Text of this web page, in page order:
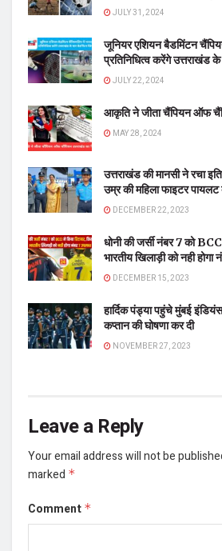
JULY 31, 2024
जूनियर एशियन बैडमिंटन
प्रतिनिधित्व करेंगे उत्तराखंड
JULY 22, 2024
आकृति ने जीता चैंपियन ऑफ
MAY 28, 2024
उत्तराखंड की मानसी ने रचा
उम्र की महिला फाइटर पायलट
DECEMBER 22, 2023
धोनी की जर्सी नंबर 7 को
भारतीय खिलाड़ी को नही
DECEMBER 15, 2023
हार्दिक पंड्या पहुंचे मुंबई
कप्तान की घोषणा कर दी
NOVEMBER 27, 2023
Leave a Reply
Your email address will not be
marked *
Comment *